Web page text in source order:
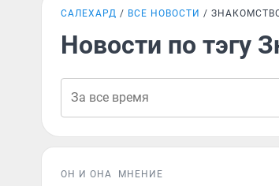
САЛЕХАРД ВСЕ НОВОСТИ
Новости по тэгу
ОН И ОНА МНЕНИЕ